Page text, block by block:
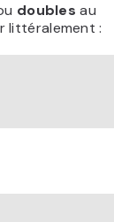
doublesau
littéralement :